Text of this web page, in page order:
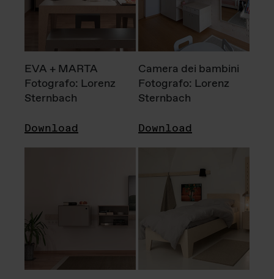
EVA + MARTA
Fotografo: Lorenz
Sternbach
Download
Camera dei bambini
Fotografo: Lorenz
Sternbach
Download